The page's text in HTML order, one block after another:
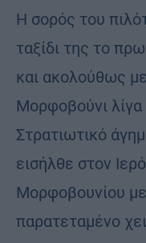
Η σορός του
ταξίδι της το
και ακολούθως
Μορφοβούνι λίγα
Στρατιωτικό
εισήλθε στον
Μορφοβουνίου
παρατεταμένο